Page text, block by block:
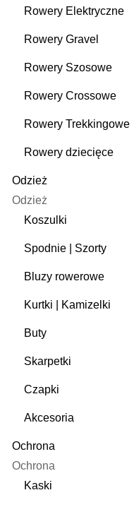
Rowery Elektryczne
Rowery Gravel
Rowery Szosowe
Rowery Crossowe
Rowery Trekkingowe
Rowery dziecięce
Odzież
Odzież
Koszulki
Spodnie | Szorty
Bluzy rowerowe
Kurtki | Kamizelki
Buty
Skarpetki
Czapki
Akcesoria
Ochrona
Ochrona
Kaski